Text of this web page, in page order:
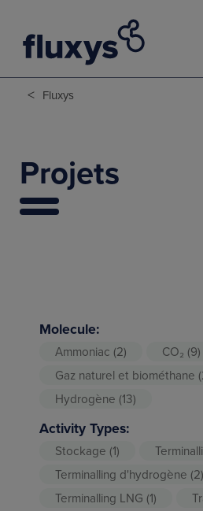
< Fluxys
Projets
Molecule:
Ammoniac (2) CO₂ (9)
Gaz naturel et biométhane
Hydrogène (13)
Activity Types:
Stockage (1)
Terminalling d'hydrogène (2)
Terminalling LNG (1)